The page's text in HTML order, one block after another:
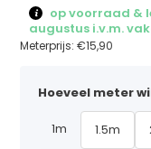
op voorraad &
augustus i.v.m.
Meterprijs:€15,90
Hoeveel meter
1m 1.5m